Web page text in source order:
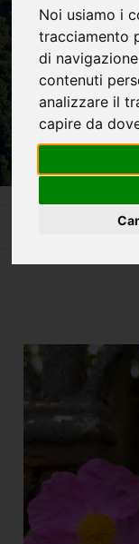
Noi usiamo i
tracciamento
di
contenuti
analizzare il
capire da
Villa
La